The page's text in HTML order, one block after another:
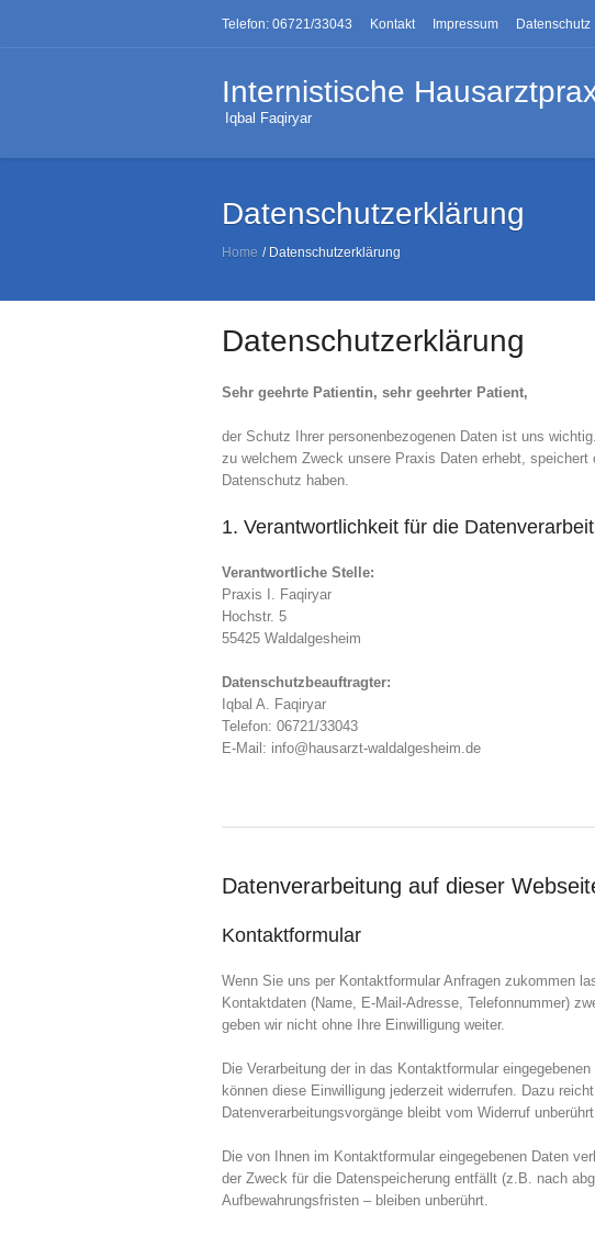
Telefon: 06721/33043 Kontakt Impressum Datenschutz
Internistische
Iqbal Faqiryar
Datenschutzerklärung
Home / Datenschutzerklärung
Datenschutzerklärung
Sehr geehrte Patientin, sehr geehrter Patient,
der Schutz Ihrer personenbezogenen Daten ist uns
zu welchem Zweck unsere Praxis Daten erhebt,
Datenschutz haben.
1. Verantwortlichkeit für die
Verantwortliche Stelle:
Praxis I. Faqiryar
Hochstr. 5
55425 Waldalgesheim
Datenschutzbeauftragter:
Iqbal A. Faqiryar
Telefon: 06721/33043
E-Mail: info@hausarzt-waldalgesheim.de
Datenverarbeitung auf dieser
Kontaktformular
Wenn Sie uns per Kontaktformular Anfragen zukommen
Kontaktdaten (Name, E-Mail-Adresse, Telefonnummer)
geben wir nicht ohne Ihre Einwilligung weiter.
Die Verarbeitung der in das Kontaktformular
können diese Einwilligung jederzeit widerrufen. Dazu
Datenverarbeitungsvorgänge bleibt vom Widerruf
Die von Ihnen im Kontaktformular eingegebenen Daten
der Zweck für die Datenspeicherung entfällt (z.B. nach
Aufbewahrungsfristen – bleiben unberührt.